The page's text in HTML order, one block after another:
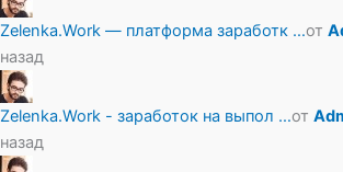
Zelenka.Work — платформа заработк …от
назад
Zelenka.Work - заработок на выпол …от
назад